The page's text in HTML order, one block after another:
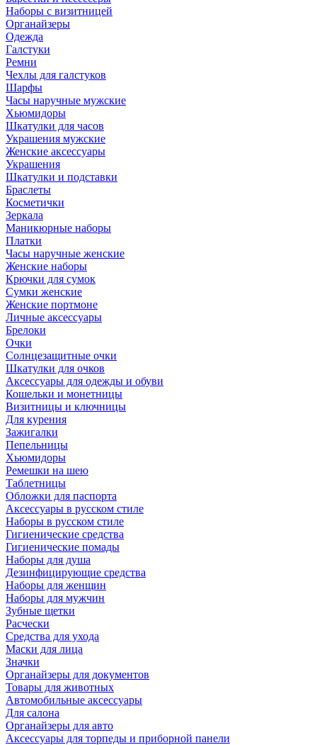
Наборы с визитницей
Органайзеры
Одежда
Галстуки
Ремни
Чехлы для галстуков
Шарфы
Часы наручные мужские
Хьюмидоры
Шкатулки для часов
Украшения мужские
Женские аксессуары
Украшения
Шкатулки и подставки
Браслеты
Косметички
Зеркала
Маникюрные наборы
Платки
Часы наручные женские
Женские наборы
Крючки для сумок
Сумки женские
Женские портмоне
Личные аксессуары
Брелоки
Очки
Солнцезащитные очки
Шкатулки для очков
Аксессуары для одежды и обуви
Кошельки и монетницы
Визитницы и ключницы
Для курения
Зажигалки
Пепельницы
Хьюмидоры
Ремешки на шею
Таблетницы
Обложки для паспорта
Аксессуары в русском стиле
Наборы в русском стиле
Гигиенические средства
Гигиенические помады
Наборы для душа
Дезинфицирующие средства
Наборы для женщин
Наборы для мужчин
Зубные щетки
Расчески
Средства для ухода
Маски для лица
Значки
Органайзеры для документов
Товары для животных
Автомобильные аксессуары
Для салона
Органайзеры для авто
Аксессуары для торпеды и приборной панели